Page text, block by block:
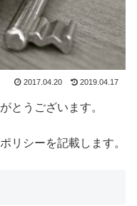
2017.04.20 2019.04.17
とうございます。
リシーを記載します。